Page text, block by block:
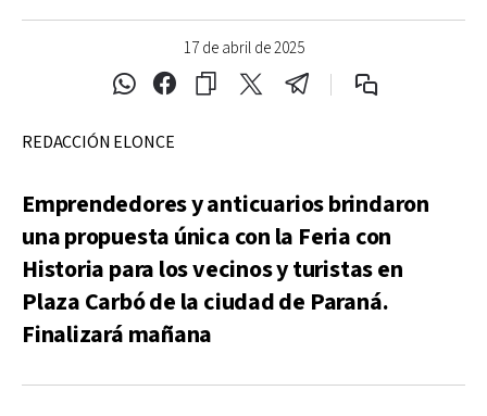
17 de abril de 2025
REDACCIÓN ELONCE
Emprendedores y anticuarios brindaron
una propuesta única con la Feria con
Historia para los vecinos y turistas en
Plaza Carbó de la ciudad de Paraná.
Finalizará mañana